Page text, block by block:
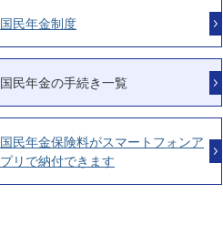
国民年金制度
国民年金の手続き一覧
国民年金保険料がスマートフォンア
プリで納付できます